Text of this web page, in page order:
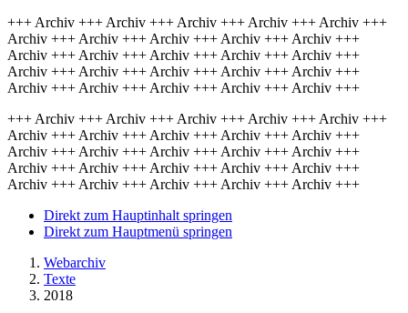
+++ Archiv +++ Archiv +++ Archiv +++ Archiv +++ Archiv +++
Archiv +++ Archiv +++ Archiv +++ Archiv +++ Archiv +++
Archiv +++ Archiv +++ Archiv +++ Archiv +++ Archiv +++
Archiv +++ Archiv +++ Archiv +++ Archiv +++ Archiv +++
Archiv +++ Archiv +++ Archiv +++ Archiv +++ Archiv +++
+++ Archiv +++ Archiv +++ Archiv +++ Archiv +++ Archiv +++
Archiv +++ Archiv +++ Archiv +++ Archiv +++ Archiv +++
Archiv +++ Archiv +++ Archiv +++ Archiv +++ Archiv +++
Archiv +++ Archiv +++ Archiv +++ Archiv +++ Archiv +++
Archiv +++ Archiv +++ Archiv +++ Archiv +++ Archiv +++
Direkt zum Hauptinhalt springen
Direkt zum Hauptmenü springen
Webarchiv
Texte
2018